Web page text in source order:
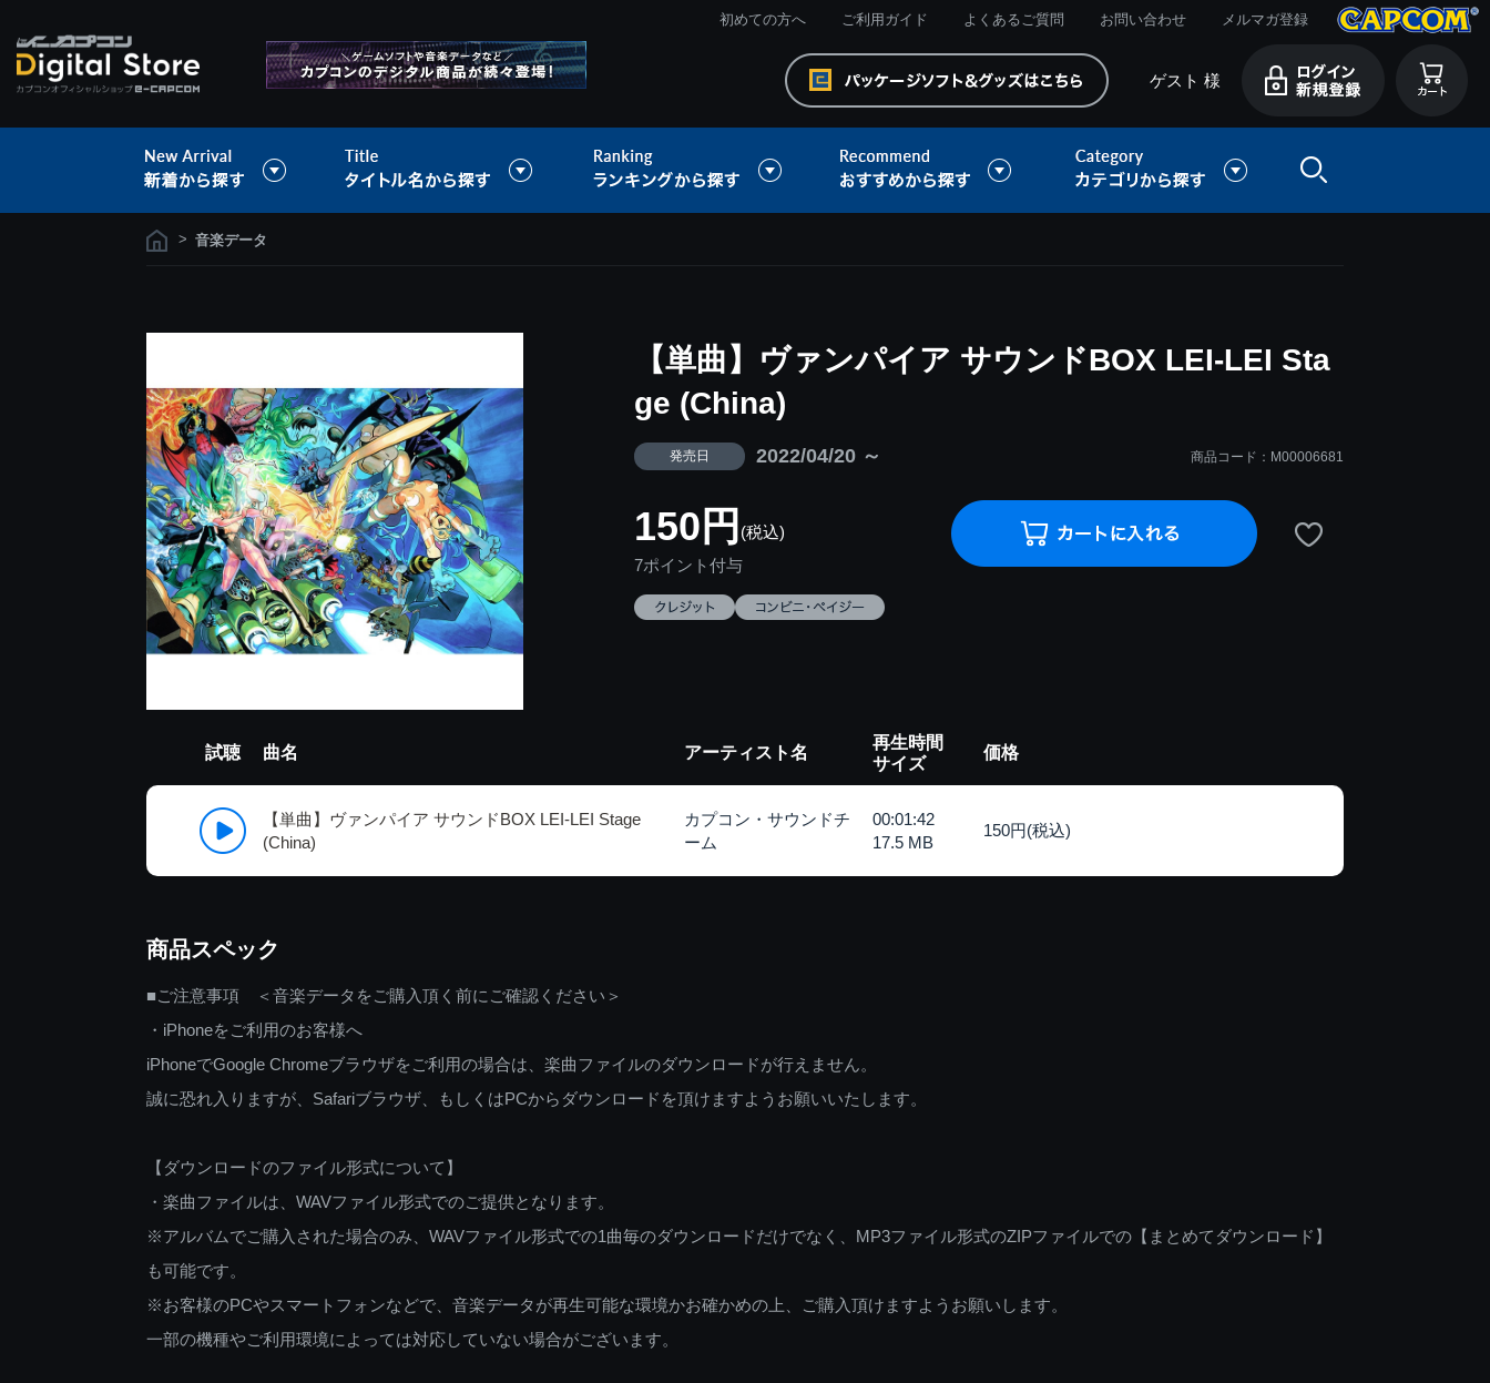
初めての方へ ご利用ガイド よくあるご質問 お問い合わせ メルマガ登録
ゲスト 様
> 音楽データ
【単曲】ヴァンパイア サウンドBOX LEI-LEI Sta
ge (China)
発売日 2022/04/20 ～ 商品コード：M00006681
150円 (税込)
7ポイント付与
試聴 曲名 アーティスト名
再生時間
サイズ
価格
【単曲】ヴァンパイア サウンドBOX LEI-LEI Stage
(China)
カプコン・サウンドチ
ーム
00:01:42
17.5 MB
150円(税込)
商品スペック
■ご注意事項 ＜音楽データをご購入頂く前にご確認ください＞
・iPhoneをご利用のお客様へ
iPhoneでGoogle Chromeブラウザをご利用の場合は、楽曲ファイルのダウンロードが行えません。
誠に恐れ入りますが、Safariブラウザ、もしくはPCからダウンロードを頂けますようお願いいたします。
【ダウンロードのファイル形式について】
・楽曲ファイルは、WAVファイル形式でのご提供となります。
※アルバムでご購入された場合のみ、WAVファイル形式での1曲毎のダウンロードだけでなく、MP3ファイル形式のZIPファイルでの【まとめてダウンロード】
も可能です。
※お客様のPCやスマートフォンなどで、音楽データが再生可能な環境かお確かめの上、ご購入頂けますようお願いします。
一部の機種やご利用環境によっては対応していない場合がございます。